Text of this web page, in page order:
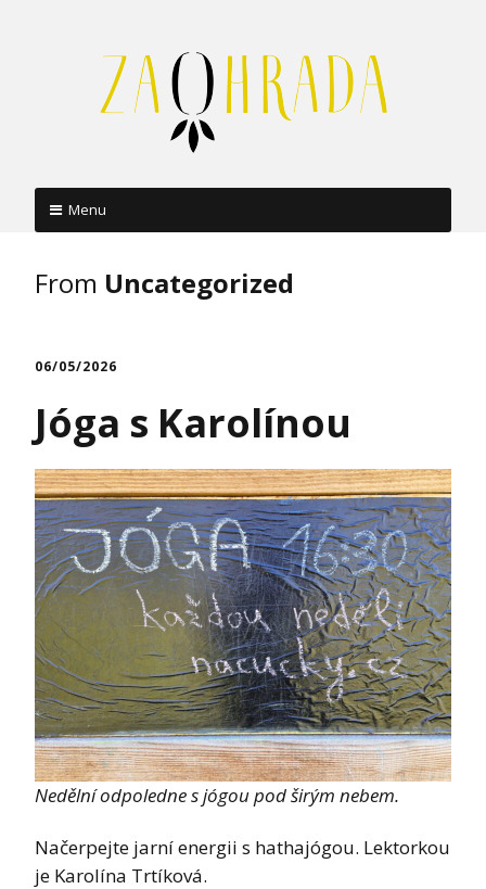
Menu
to
content
From Uncategorized
06/05/2026
Jóga s Karolínou
Nedělní odpoledne s jógou pod širým nebem.
Načerpejte jarní energii s hathajógou. Lektorkou
je Karolína Trtíková.